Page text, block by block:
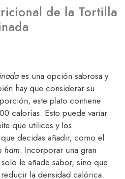
de la Tortilla
es una opción sabrosa y
hay que considerar su
este plato contiene
calorías. Esto puede variar
que utilices y los
decidas añadir, como el
ham. Incorporar una gran
le añade sabor, sino que
la densidad calórica.